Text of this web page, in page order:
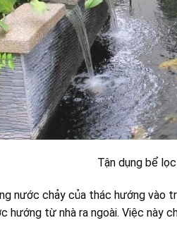
Tận dụng bể
nước chảy của thác hướng vào
từ nhà ra ngoài. Việc này